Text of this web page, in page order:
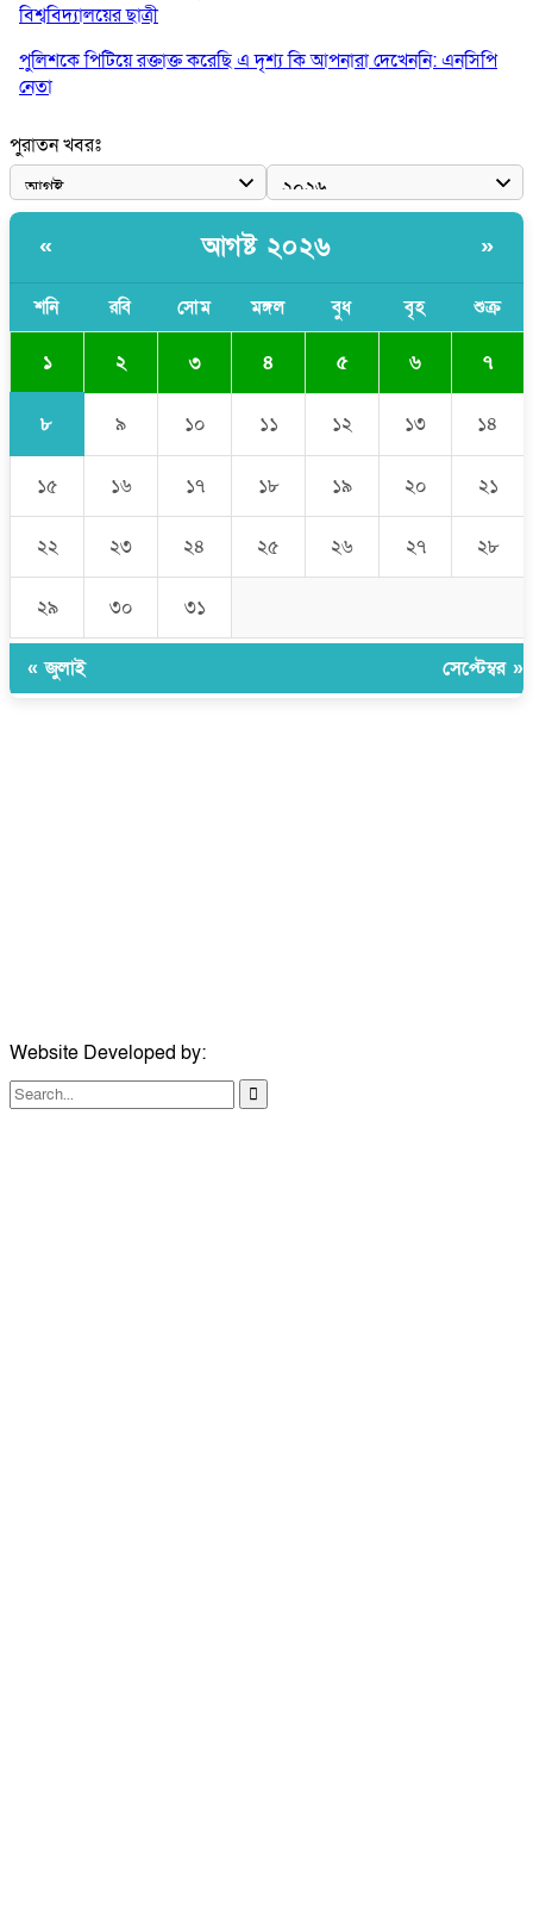
বিশ্ববিদ্যালয়ের ছাত্রী
পুলিশকে পিটিয়ে রক্তাক্ত করেছি এ দৃশ্য কি আপনারা দেখেননি: এনসিপি
নেতা
পাঁচ দেশি মাছে মিলল মাইক্রোপ্লাস্টিক, সবচেয়ে বেশি কই মাছে
বাংলাদেশী কর্মীদের আকামা নিয়ে বড় সুখবর দিলো সৌদি সরকার
ওয়াজেদ জয়
সাকিব আল হাসানের বাড়িতে আগুন, পেট্রলবোমা বিস্ফোরণ
পুরাতন খবরঃ
« আগষ্ট ২০২৬ »
শনি রবি সোম মঙ্গল বুধ বৃহ শুক্র
১ ২ ৩ ৪ ৫ ৬ ৭
৮ ৯ ১০ ১১ ১২ ১৩ ১৪
১৫ ১৬ ১৭ ১৮ ১৯ ২০ ২১
২২ ২৩ ২৪ ২৫ ২৬ ২৭ ২৮
২৯ ৩০ ৩১
« জুলাই সেপ্টেম্বর »
Website Developed by: